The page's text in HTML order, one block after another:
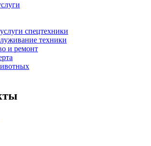
спецтехники
техники
и ремонт